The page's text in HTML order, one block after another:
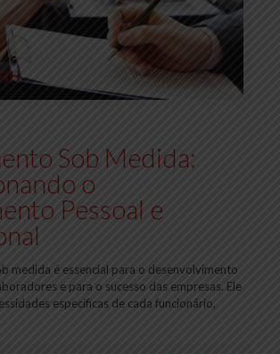
Sob Medida:
o
Pessoal e
medida é essencial para o desenvolvimento
e para o sucesso das empresas. Ele
específicas de cada funcionário,